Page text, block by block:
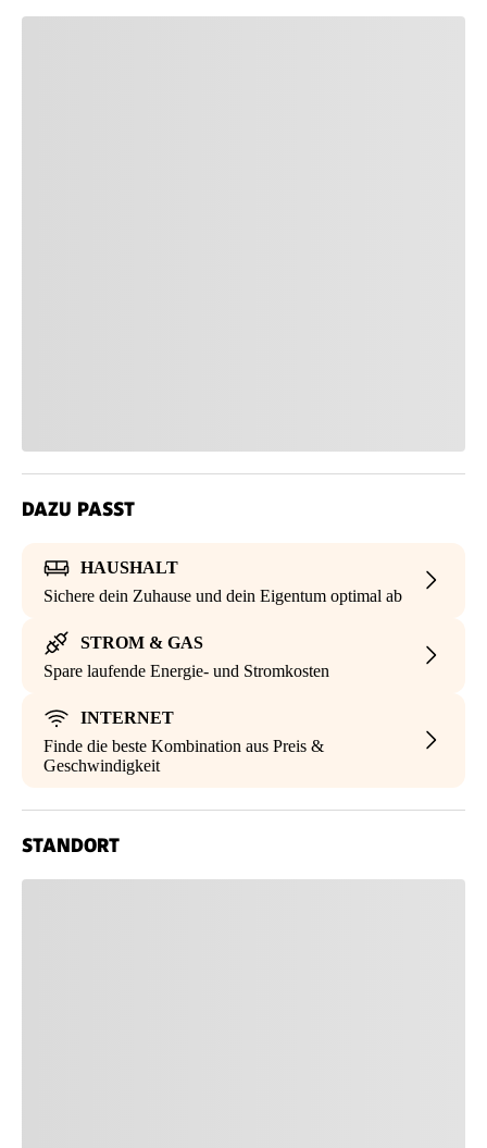
DAZU PASST
HAUSHALT
Sichere dein Zuhause und dein Eigentum optimal ab
STROM & GAS
Spare laufende Energie- und Stromkosten
INTERNET
Finde die beste Kombination aus Preis &
Geschwindigkeit
STANDORT